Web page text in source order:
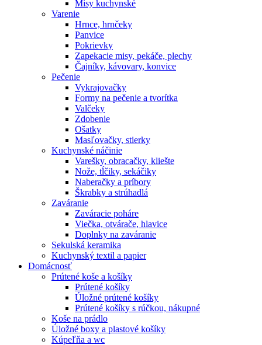
Misy kuchynské
Varenie
Hrnce, hrnčeky
Panvice
Pokrievky
Zapekacie misy, pekáče, plechy
Čajníky, kávovary, konvice
Pečenie
Vykrajovačky
Formy na pečenie a tvorítka
Valčeky
Zdobenie
Ošatky
Masľovačky, stierky
Kuchynské náčinie
Varešky, obracačky, kliešte
Nože, tĺčiky, sekáčiky
Naberačky a príbory
Škrabky a strúhadlá
Zaváranie
Zaváracie poháre
Viečka, otvárače, hlavice
Doplnky na zaváranie
Sekulská keramika
Kuchynský textil a papier
Domácnosť
Prútené koše a košíky
Prútené košíky
Úložné prútené košíky
Prútené košíky s rúčkou, nákupné
Koše na prádlo
Úložné boxy a plastové košíky
Kúpeľňa a wc